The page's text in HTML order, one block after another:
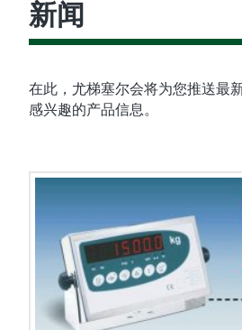
新闻
在此，尤梯塞尔会将为您推送最
感兴趣的产品信息。